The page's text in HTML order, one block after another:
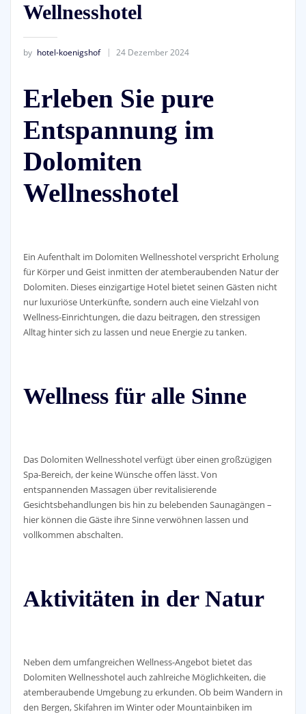
Wellnesshotel
by hotel-koenigshof 24 Dezember 2024
Erleben Sie pure
Entspannung im
Dolomiten
Wellnesshotel
Ein Aufenthalt im Dolomiten Wellnesshotel verspricht Erholung
für Körper und Geist inmitten der atemberaubenden Natur der
Dolomiten. Dieses einzigartige Hotel bietet seinen Gästen nicht
nur luxuriöse Unterkünfte, sondern auch eine Vielzahl von
Wellness-Einrichtungen, die dazu beitragen, den stressigen
Alltag hinter sich zu lassen und neue Energie zu tanken.
Wellness für alle Sinne
Das Dolomiten Wellnesshotel verfügt über einen großzügigen
Spa-Bereich, der keine Wünsche offen lässt. Von
entspannenden Massagen über revitalisierende
Gesichtsbehandlungen bis hin zu belebenden Saunagängen –
hier können die Gäste ihre Sinne verwöhnen lassen und
vollkommen abschalten.
Aktivitäten in der Natur
Neben dem umfangreichen Wellness-Angebot bietet das
Dolomiten Wellnesshotel auch zahlreiche Möglichkeiten, die
atemberaubende Umgebung zu erkunden. Ob beim Wandern in
den Bergen, Skifahren im Winter oder Mountainbiken im